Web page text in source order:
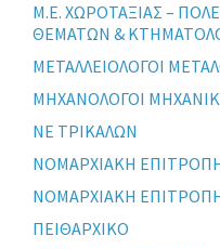
Μ.Ε. ΧΩΡΟΤΑΞΙΑΣ –
ΘΕΜΑΤΩΝ &
ΜΕΤΑΛΛΕΙΟΛΟΓΟΙ
ΜΗΧΑΝΟΛΟΓΟΙ
ΝΕ ΤΡΙΚΑΛΩΝ
ΝΟΜΑΡΧΙΑΚΗ
ΝΟΜΑΡΧΙΑΚΗ
ΠΕΙΘΑΡΧΙΚΟ